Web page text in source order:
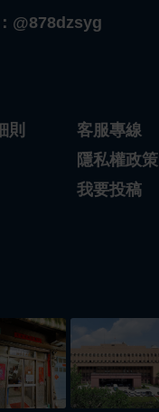
@878dzsyg
則
客服專線
隱私權政策
我要投稿